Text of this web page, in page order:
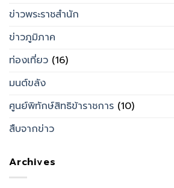
ข่าวพระราชสำนัก
ข่าวภูมิภาค
ท่องเที่ยว (16)
มนต์ขลัง
ศูนย์พิทักษ์สิทธิข้าราชการ (10)
สืบจากข่าว
Archives